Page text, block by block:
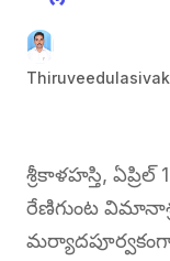
శ్రీకాళహస్తి,
రేణిగుంట
మర్యాదపూర్వకంగా